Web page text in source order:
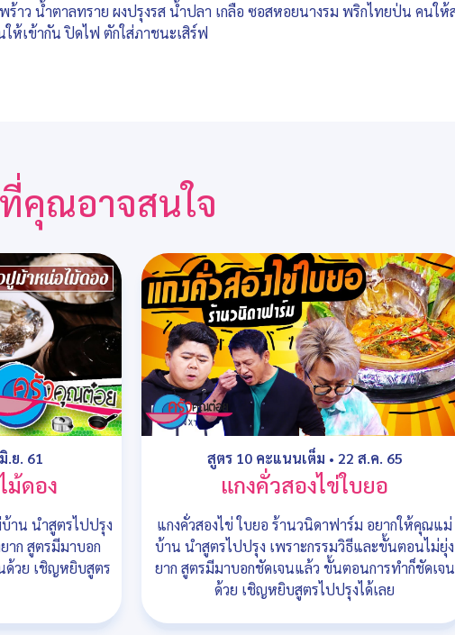
ร้าว น้ำตาลทราย ผงปรุงรส น้ำปลา เกลือ ซอสหอยนางรม พริกไทยป่น คนให้
ห้เข้ากัน ปิดไฟ ตักใส่ภาชนะเสิร์ฟ
คุณอาจสนใจ
.ย. 61
ม้ดอง
าน นำสูตรไปปรุง
าก สูตรมีมาบอก
ด้วย เชิญหยิบสูตร
สูตร 10 คะแนนเต็ม • 22 ส.ค. 65
แกงคั่วสองไข่ใบยอ
แกงคั่วสองไข่ ใบยอ ร้านวนิดาฟาร์ม อยากให้คุณแม่
บ้าน นำสูตรไปปรุง เพราะกรรมวิธีและขั้นตอนไม่ยุ่ง
ยาก สูตรมีมาบอกชัดเจนแล้ว ขั้นตอนการทำก็ชัดเจน
ด้วย เชิญหยิบสูตรไปปรุงได้เลย